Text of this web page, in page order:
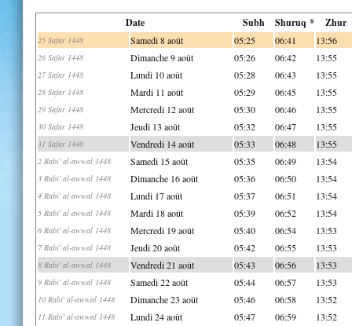
Date Subh Shuruq * Zhur
25 Safar 1448 Samedi 8 août 05:25 06:41 13:56
26 Safar 1448 Dimanche 9 août 05:26 06:42 13:55
27 Safar 1448 Lundi 10 août 05:28 06:43 13:55
28 Safar 1448 Mardi 11 août 05:29 06:45 13:55
29 Safar 1448 Mercredi 12 août 05:30 06:46 13:55
30 Safar 1448 Jeudi 13 août 05:32 06:47 13:55
31 Safar 1448 Vendredi 14 août 05:33 06:48 13:55
2 Rabi' al-awwal 1448 Samedi 15 août 05:35 06:49 13:54
3 Rabi' al-awwal 1448 Dimanche 16 août 05:36 06:50 13:54
4 Rabi' al-awwal 1448 Lundi 17 août 05:37 06:51 13:54
5 Rabi' al-awwal 1448 Mardi 18 août 05:39 06:52 13:54
6 Rabi' al-awwal 1448 Mercredi 19 août 05:40 06:54 13:53
7 Rabi' al-awwal 1448 Jeudi 20 août 05:42 06:55 13:53
8 Rabi' al-awwal 1448 Vendredi 21 août 05:43 06:56 13:53
9 Rabi' al-awwal 1448 Samedi 22 août 05:44 06:57 13:53
10 Rabi' al-awwal 1448 Dimanche 23 août 05:46 06:58 13:52
11 Rabi' al-awwal 1448 Lundi 24 août 05:47 06:59 13:52